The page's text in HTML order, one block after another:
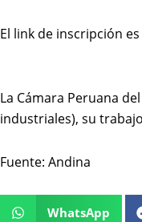
El link de inscripción
La Cámara Peruana
industriales), su
Fuente: Andina
WhatsApp